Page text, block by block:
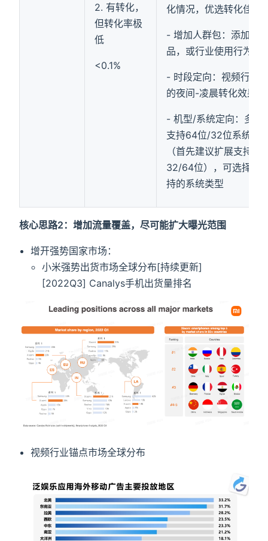
2. 有转化，
但转化率极
低
<0.1%
化情况，优选转化佳的
- 增加人群包：添加对
品，或行业使用行为人
- 时段定向：视频行业
的夜间-凌晨转化效果
- 机型/系统定向：多见
支持64位/32位系统的
（首先建议扩展支持全
32/64位），可选择屏
持的系统类型
核心思路2：增加流量覆盖，尽可能扩大曝光范围
增开强势国家市场：
小米强势出货市场全球分布[持续更新]
[2022Q3] Canalys手机出货量排名
视频行业锚点市场全球分布